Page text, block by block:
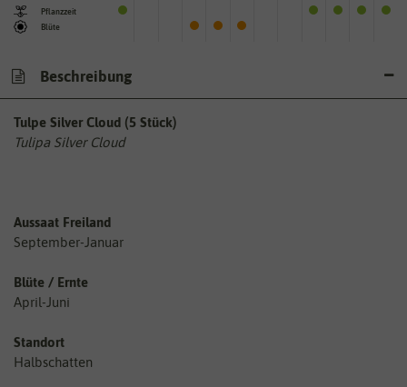
Pflanzzeit
Blüte
Beschreibung
Tulpe Silver Cloud (5 Stück)
Tulipa Silver Cloud
Aussaat Freiland
September-Januar
Blüte / Ernte
April-Juni
Standort
Halbschatten